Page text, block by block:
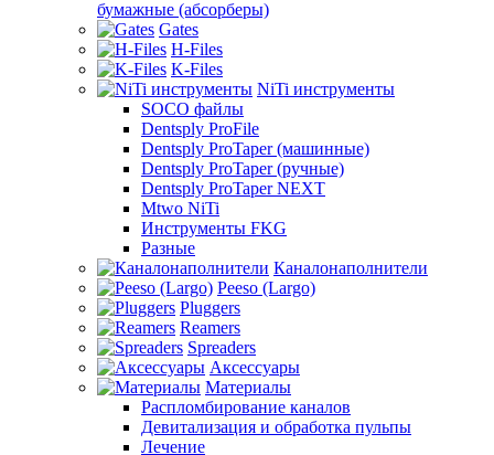
бумажные (абсорберы)
Gates
H-Files
K-Files
NiTi инструменты
SOCO файлы
Dentsply ProFile
Dentsply ProTaper (машинные)
Dentsply ProTaper (ручные)
Dentsply ProTaper NEXT
Mtwo NiTi
Инструменты FKG
Разные
Каналонаполнители
Peeso (Largo)
Pluggers
Reamers
Spreaders
Аксессуары
Материалы
Распломбирование каналов
Девитализация и обработка пульпы
Лечение